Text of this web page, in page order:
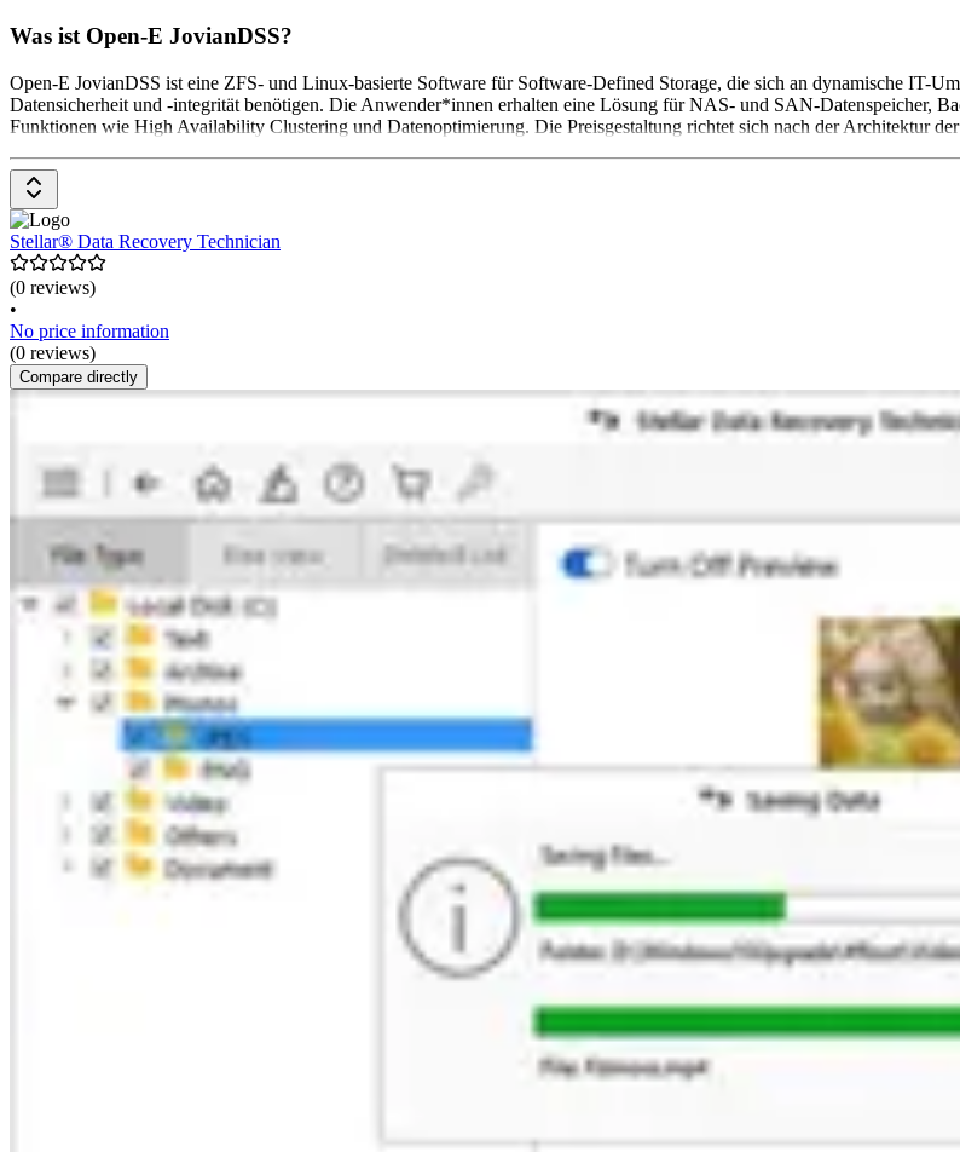
Was ist Open-E JovianDSS?
Open-E JovianDSS ist eine ZFS- und Linux-basierte Software für Software-Defined Storage, die sich an dynamische IT-
Datensicherheit und -integrität benötigen. Die Anwender*innen erhalten eine Lösung für NAS- und SAN-Datenspeicher,
Funktionen wie High Availability Clustering und Datenoptimierung. Die Preisgestaltung richtet sich nach der Architektur
Stellar® Data Recovery Technician
(0 reviews)
•
No price information
(0 reviews)
Compare directly